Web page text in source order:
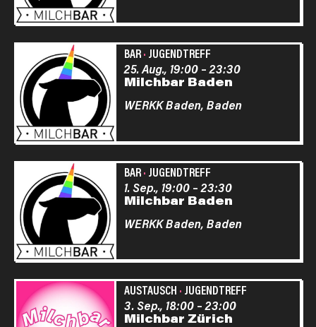
BAR· JUGENDTREFF
Milchbar Baden
25. Aug., 19:00–23:30
WERKK Baden, Baden
BAR· JUGENDTREFF
Milchbar Baden
1. Sep., 19:00–23:30
WERKK Baden, Baden
AUSTAUSCH · JUGENDTREFF
Milchbar Zürich
3. Sep., 18:00–23:00